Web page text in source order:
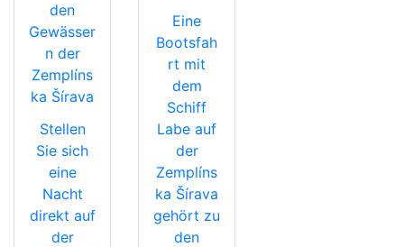
den
Gewässer
n der
Zemplíns
ka Šírava
Stellen
Sie sich
eine
Nacht
direkt auf
der
Eine
Bootsfah
rt mit
dem
Schiff
Labe auf
der
Zemplíns
ka Šírava
gehört zu
den